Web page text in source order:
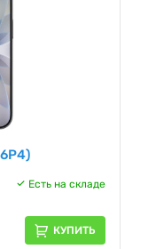
Есть на складе
КУПИТЬ